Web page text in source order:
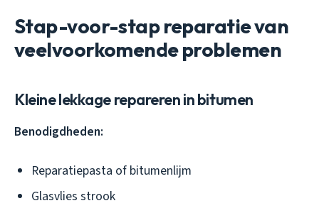
Stap-voor-stap reparatie van
veelvoorkomende problemen
Kleine lekkage repareren in bitumen
Benodigdheden:
Reparatiepasta of bitumenlijm
Glasvlies strook